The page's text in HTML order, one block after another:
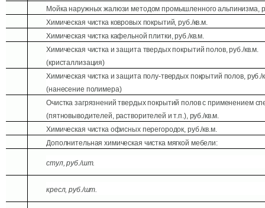
Мойка наружных жалюзи методом промышленного альпинизма,
Химическая чистка ковровых покрытий, руб./кв.м.
Химическая чистка кафельной плитки, руб./кв.м.
Химическая чистка и защита твердых покрытий полов, руб./кв.м.
(кристаллизация)
Химическая чистка и защита полу-твердых покрытий полов, руб./
(нанесение полимера)
Очистка загрязнений твердых покрытий полов с применением
(пятновыводителей, растворителей и т.п.), руб./кв.м.
Химическая чистка офисных перегородок, руб./кв.м.
Дополнительная химическая чистка мягкой мебели:
стул, руб./шт.
кресл, руб./шт.